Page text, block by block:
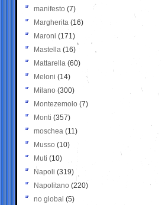
manifesto (7)
Margherita (16)
Maroni (171)
Mastella (16)
Mattarella (60)
Meloni (14)
Milano (300)
Montezemolo (7)
Monti (357)
moschea (11)
Musso (10)
Muti (10)
Napoli (319)
Napolitano (220)
no global (5)